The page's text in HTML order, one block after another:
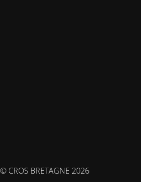
© CROS BRETAGNE 2026